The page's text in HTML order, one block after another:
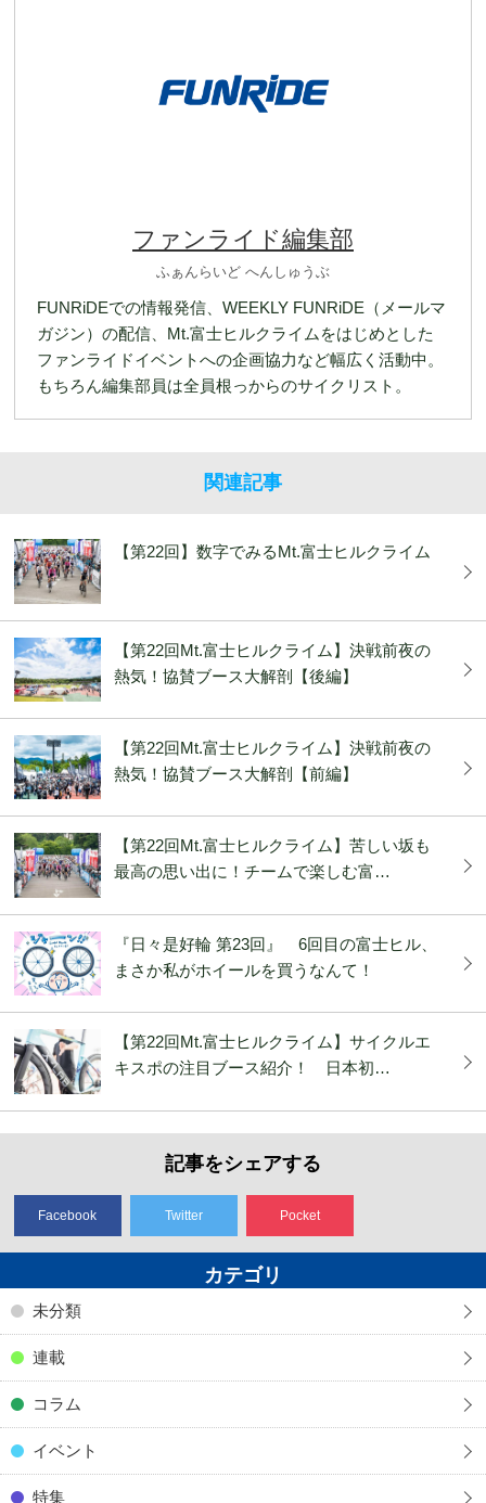
ファンライド編集部
ふぁんらいど へんしゅうぶ
FUNRiDEでの情報発信、WEEKLY FUNRiDE（メールマ
ガジン）の配信、Mt.富士ヒルクライムをはじめとした
ファンライドイベントへの企画協力など幅広く活動中。
もちろん編集部員は全員根っからのサイクリスト。
関連記事
【第22回】数字でみるMt.富士ヒルクライム
【第22回Mt.富士ヒルクライム】決戦前夜の
熱気！協賛ブース大解剖【後編】
【第22回Mt.富士ヒルクライム】決戦前夜の
熱気！協賛ブース大解剖【前編】
【第22回Mt.富士ヒルクライム】苦しい坂も
最高の思い出に！チームで楽しむ富…
『日々是好輪 第23回』 6回目の富士ヒル、
まさか私がホイールを買うなんて！
【第22回Mt.富士ヒルクライム】サイクルエ
キスポの注目ブース紹介！ 日本初…
記事をシェアする
Facebook Twitter Pocket
カテゴリ
未分類
連載
コラム
イベント
特集